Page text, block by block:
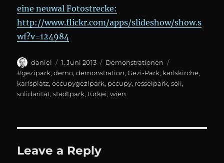
eine neuwal Fotostrecke:
http://www.flickr.com/apps/slideshow/show.s
wf?v=124984
Author
daniel
Posted
on
1. Juni 2013 Categories
Demonstrationen
#gezipark,demo,demonstration,Gezi-Park, karlskirche,
karlsplatz,occupygezipark, pccupy, resselpark,soli,
solidarität,stadtpark,türkei,wien
Leave a Reply